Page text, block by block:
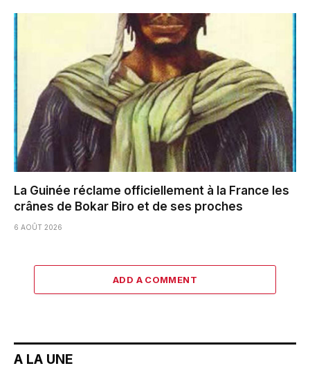
La Guinée réclame officiellement à la France les
crânes de Bokar Biro et de ses proches
6 AOÛT 2026
ADD A COMMENT
A LA UNE